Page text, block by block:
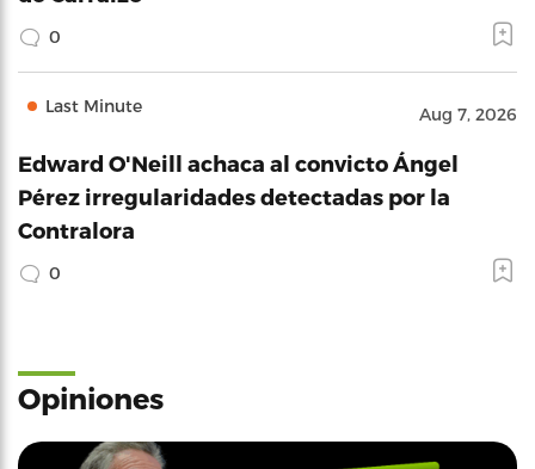
0
Last Minute Aug 7, 2026
Edward O'Neill achaca al convicto Ángel
Pérez irregularidades detectadas por la
Contralora
0
Opiniones